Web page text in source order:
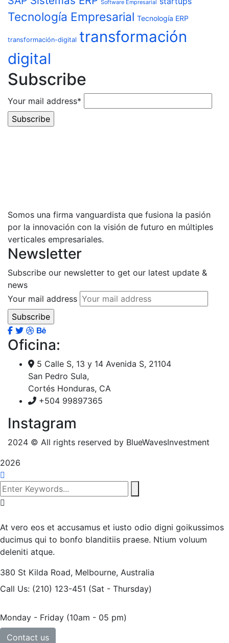
Software Empresarial
Tecnología Empresarial Tecnología ERP
transformación-digital transformación
digital
Subscribe
Your mail address*
Somos una firma vanguardista que fusiona la pasión
por la innovación con la visión de futuro en múltiples
verticales empresariales.
Newsletter
Subscribe our newsletter to get our latest update &
news
Your mail address
Oficina:
5 Calle S, 13 y 14 Avenida S, 21104
San Pedro Sula,
Cortés Honduras, CA
+504 99897365
Instagram
2024 © All rights reserved by BlueWavesInvestment
2026
At vero eos et accusamus et iusto odio digni goikussimos
ducimus qui to bonfo blanditiis praese. Ntium voluum
deleniti atque.
380 St Kilda Road, Melbourne, Australia
Call Us: (210) 123-451 (Sat - Thursday)
Monday - Friday (10am - 05 pm)
Contact us